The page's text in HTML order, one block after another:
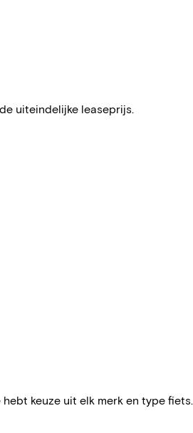
uiteindelijke leaseprijs.
keuze uit elk merk en type fiets.